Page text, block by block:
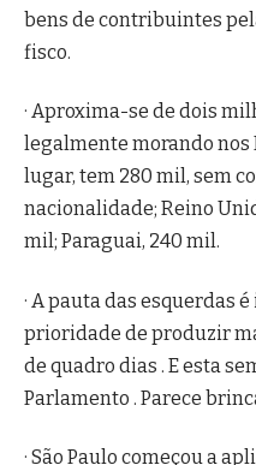
bens de contribuintes
fisco.
· Aproxima-se de dois
legalmente morando nos
lugar, tem 280 mil, sem
nacionalidade; Reino
mil; Paraguai, 240 mil.
· A pauta das esquerdas
prioridade de produzir
de quadro dias . E esta
Parlamento . Parece
· São Paulo começou a